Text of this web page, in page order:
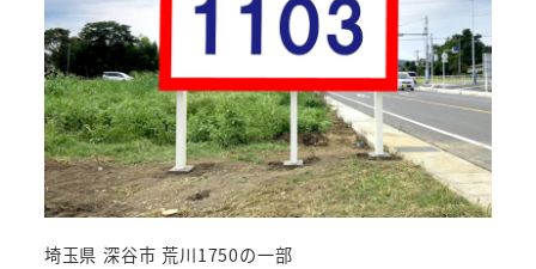
埼玉県 深谷市 荒川1750の一部